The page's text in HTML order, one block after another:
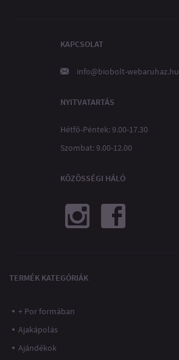
KAPCSOLAT
info@biobolt-webaruhaz.hu
NYITVATARTÁS
Hétfő-Péntek: 9.00-17.30
Szombat: 9.00-12.00
KÖZÖSSÉGI HÁLÓ
TERMÉK KATEGÓRIÁK
+ Por formában
Ajakápolás
Ajándékok